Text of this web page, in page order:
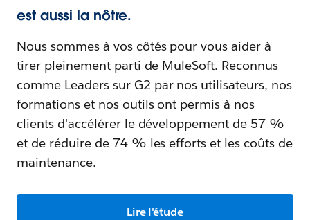
est aussi la nôtre.
Nous sommes à vos côtés pour vous aider à
tirer pleinement parti de MuleSoft. Reconnus
comme Leaders sur G2 par nos utilisateurs, nos
formations et nos outils ont permis à nos
clients d'accélérer le développement de 57 %
et de réduire de 74 % les efforts et les coûts de
maintenance.
Lire l'étude